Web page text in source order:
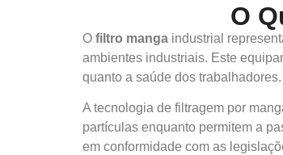
O
O filtro manga industrial
ambientes industriais. Este
quanto a saúde dos trabalhadores.
A tecnologia de filtragem por
partículas enquanto permitem a
em conformidade com as